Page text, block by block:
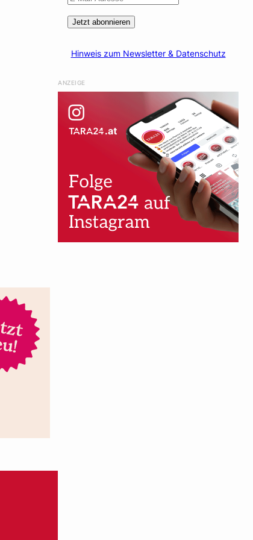
Jetzt abonnieren
Hinweis zum Newsletter & Datenschutz
ANZEIGE